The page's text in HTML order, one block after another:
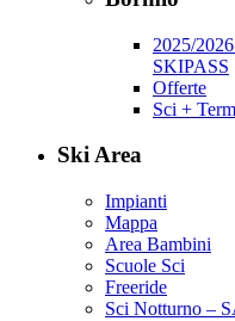
2025/
SKIPASS
Offerte
Sci +
Ski Area
Impianti
Mappa
Area Bambini
Scuole Sci
Freeride
Sci Notturno –